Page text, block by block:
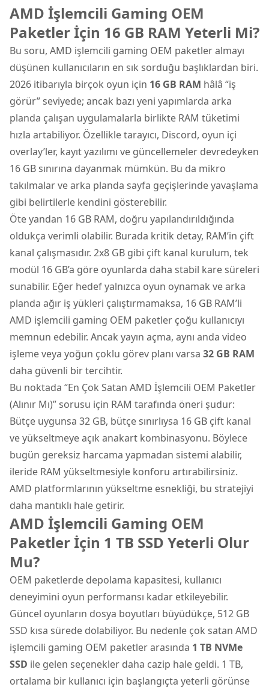
AMD İşlemcili Gaming OEM
Paketler İçin 16 GB RAM Yeterli Mi?
Bu soru, AMD işlemcili gaming OEM paketler almayı
düşünen kullanıcıların en sık sorduğu başlıklardan biri.
2026 itibarıyla birçok oyun için 16 GB RAM hâlâ “iş
görür” seviyede; ancak bazı yeni yapımlarda arka
planda çalışan uygulamalarla birlikte RAM tüketimi
hızla artabiliyor. Özellikle tarayıcı, Discord, oyun içi
overlay’ler, kayıt yazılımı ve güncellemeler devredeyken
16 GB sınırına dayanmak mümkün. Bu da mikro
takılmalar ve arka planda sayfa geçişlerinde yavaşlama
gibi belirtilerle kendini gösterebilir.
Öte yandan 16 GB RAM, doğru yapılandırıldığında
oldukça verimli olabilir. Burada kritik detay, RAM’in çift
kanal çalışmasıdır. 2x8 GB gibi çift kanal kurulum, tek
modül 16 GB’a göre oyunlarda daha stabil kare süreleri
sunabilir. Eğer hedef yalnızca oyun oynamak ve arka
planda ağır iş yükleri çalıştırmamaksa, 16 GB RAM’li
AMD işlemcili gaming OEM paketler çoğu kullanıcıyı
memnun edebilir. Ancak yayın açma, aynı anda video
işleme veya yoğun çoklu görev planı varsa 32 GB RAM
daha güvenli bir tercihtir.
Bu noktada “En Çok Satan AMD İşlemcili OEM Paketler
(Alınır Mı)” sorusu için RAM tarafında öneri şudur:
Bütçe uygunsa 32 GB, bütçe sınırlıysa 16 GB çift kanal
ve yükseltmeye açık anakart kombinasyonu. Böylece
bugün gereksiz harcama yapmadan sistemi alabilir,
ileride RAM yükseltmesiyle konforu artırabilirsiniz.
AMD platformlarının yükseltme esnekliği, bu stratejiyi
daha mantıklı hale getirir.
AMD İşlemcili Gaming OEM
Paketler İçin 1 TB SSD Yeterli Olur
Mu?
OEM paketlerde depolama kapasitesi, kullanıcı
deneyimini oyun performansı kadar etkileyebilir.
Güncel oyunların dosya boyutları büyüdükçe, 512 GB
SSD kısa sürede dolabiliyor. Bu nedenle çok satan AMD
işlemcili gaming OEM paketler arasında 1 TB NVMe
SSD ile gelen seçenekler daha cazip hale geldi. 1 TB,
ortalama bir kullanıcı için başlangıçta yeterli görünse